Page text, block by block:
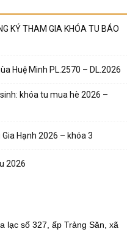
KÝ THAM GIA KHÓA TU BÁO
Huệ Minh PL.2570 – DL.2026
khóa tu mua hè 2026 –
Hạnh 2026 – khóa 3
2026
lạc số 327, ấp Trảng Săn, xã